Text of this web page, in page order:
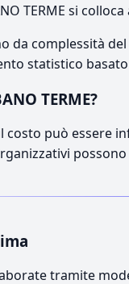
TERME si
da complessità
statistico
TERME?
costo può
tramite